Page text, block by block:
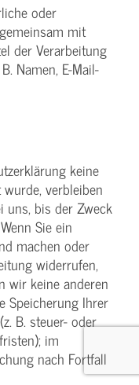
oder
mit
der Verarbeitung
Namen, E-Mail-
keine
verbleiben
uns, bis der Zweck
Sie ein
machen oder
widerrufen,
wir keine anderen
Speicherung Ihrer
B. steuer- oder
im
nach Fortfall